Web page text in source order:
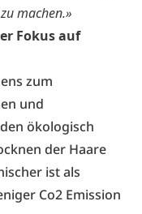
machen.»
Fokus auf
zum
und
ökologisch
der Haare
ist als
Co2 Emission